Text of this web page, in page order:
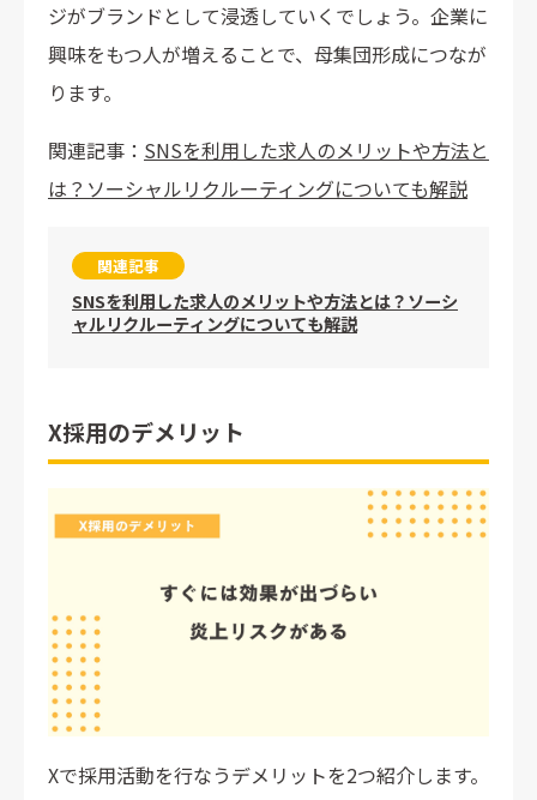
ジがブランドとして浸透していくでしょう。企業に
興味をもつ人が増えることで、母集団形成につなが
ります。
関連記事： SNSを利用した求人のメリットや方法と
は？ソーシャルリクルーティングについても解説
関連記事
SNSを利用した求人のメリットや方法とは？ソーシ
ャルリクルーティングについても解説
X採用のデメリット
Xで採用活動を行なうデメリットを2つ紹介します。